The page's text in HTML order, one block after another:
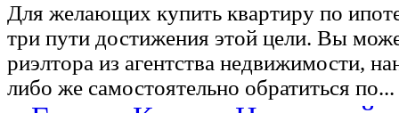
Для желающих купить квартиру по
три пути достижения этой цели. Вы
риэлтора из агентства недвижимости,
либо же самостоятельно обратиться по...